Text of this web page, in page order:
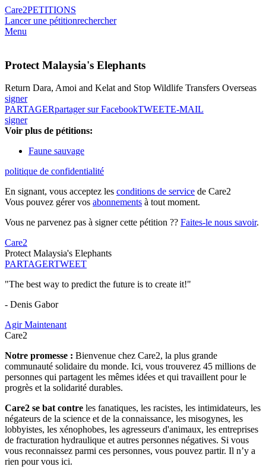
Care2PETITIONS
Lancer une pétitionrechercher
Menu
Protect Malaysia's Elephants
Return Dara, Amoi and Kelat and Stop Wildlife Transfers Overseas
signer
PARTAGERpartager sur FacebookTWEETE-MAIL
signer
Voir plus de pétitions:
Faune sauvage
politique de confidentialité
En signant, vous acceptez les conditions de service de Care2
Vous pouvez gérer vos abonnements à tout moment.
Vous ne parvenez pas à signer cette pétition ?? Faites-le nous savoir.
Care2
Protect Malaysia's Elephants
PARTAGERTWEET
"The best way to predict the future is to create it!"
- Denis Gabor
Agir Maintenant
Care2
Notre promesse : Bienvenue chez Care2, la plus grande
communauté solidaire du monde. Ici, vous trouverez 45 millions de
personnes qui partagent les mêmes idées et qui travaillent pour le
progrès et la solidarité durables.
Care2 se bat contre les fanatiques, les racistes, les intimidateurs, les
négateurs de la science et de la connaissance, les misogynes, les
lobbyistes, les xénophobes, les agresseurs d'animaux, les entreprises
de fracturation hydraulique et autres personnes négatives. Si vous
vous reconnaissez parmi ces personnes, vous pouvez partir. Il n’y a
rien pour vous ici.